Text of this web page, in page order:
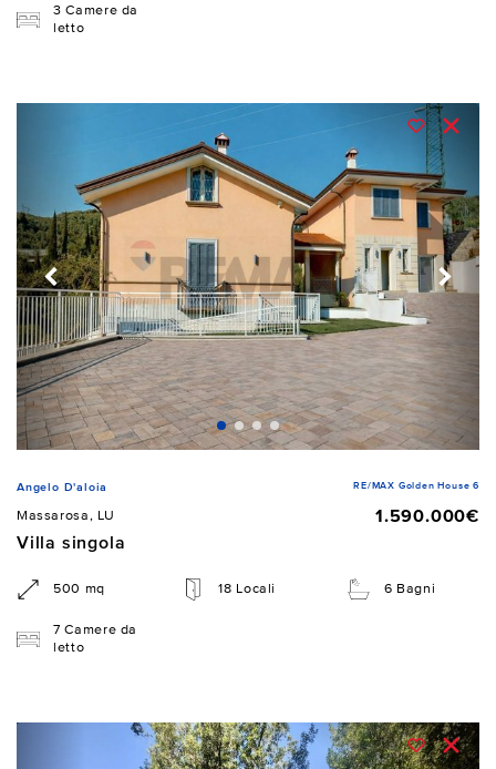
3 Camere da
letto
Angelo D'aloia RE/MAX Golden House 6
Massarosa, LU
1.590.000€
Villa singola
500 mq 18 Locali 6 Bagni
7 Camere da
letto